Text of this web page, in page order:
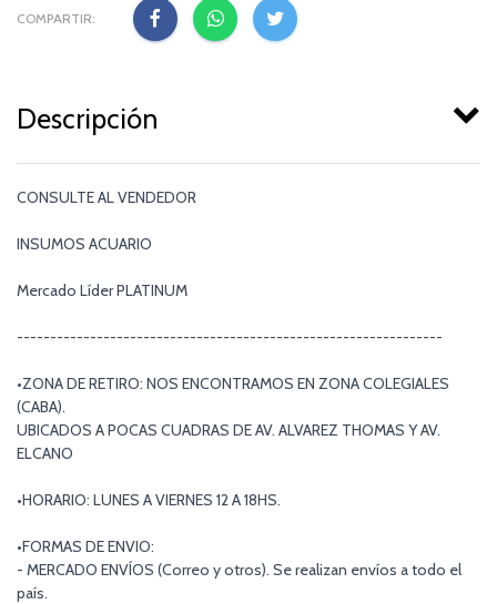
COMPARTIR:
Descripción
CONSULTE AL VENDEDOR
INSUMOS ACUARIO
Mercado Líder PLATINUM
----------------------------------------------------------------
•ZONA DE RETIRO: NOS ENCONTRAMOS EN ZONA COLEGIALES
(CABA).
UBICADOS A POCAS CUADRAS DE AV. ALVAREZ THOMAS Y AV.
ELCANO
•HORARIO: LUNES A VIERNES 12 A 18HS.
•FORMAS DE ENVIO:
- MERCADO ENVÍOS (Correo y otros). Se realizan envíos a todo el
país.